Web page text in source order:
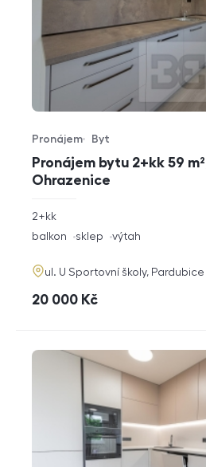
Pronájem bytu 2+kk 59
Ohrazenice
Typ nabídky
Pronájem
Typ nemovitosti
Byt
rozměry
dispozice
2+kk
funkce
balkon sklep výtah
adresa
ul. U Sportovní školy, Pardubice
cena
20 000 Kč